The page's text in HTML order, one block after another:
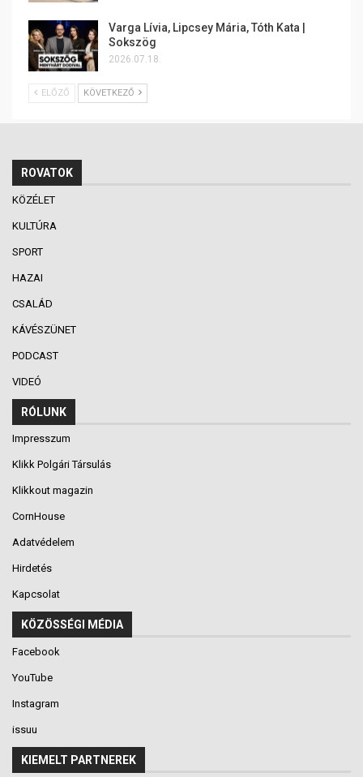
Varga Lívia, Lipcsey Mária, Tóth Kata |
Sokszög
2026.07.18.
ELŐZŐ KÖVETKEZŐ
ROVATOK
KÖZÉLET
KULTÚRA
SPORT
HAZAI
CSALÁD
KÁVÉSZÜNET
PODCAST
VIDEÓ
RÓLUNK
Impresszum
Klikk Polgári Társulás
Klikkout magazin
CornHouse
Adatvédelem
Hirdetés
Kapcsolat
KÖZÖSSÉGI MÉDIA
Facebook
YouTube
Instagram
issuu
KIEMELT PARTNEREK